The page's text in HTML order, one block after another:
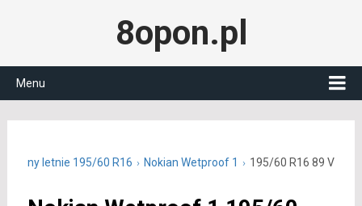
8opon.pl
Menu
Opony letnie 195/60 R16 Nokian Wetproof 1 195/60 R16 89 V